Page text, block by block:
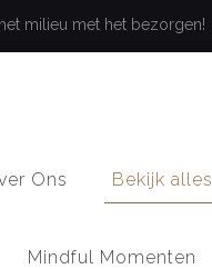
milieu met het bezorgen!
Ons Bekijk alles
Mindful Momenten